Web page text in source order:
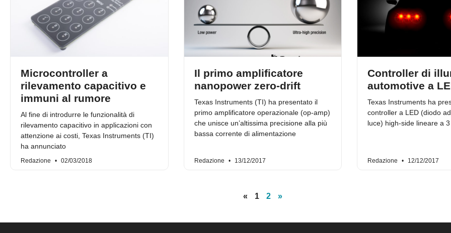
Microcontroller a
rilevamento capacitivo e
immuni al rumore
Al fine di introdurre le funzionalità di
rilevamento capacitivo in applicazioni con
attenzione ai costi, Texas Instruments (TI)
ha annunciato
Redazione 02/03/2018
Il primo amplificatore
nanopower zero-drift
Texas Instruments (TI) ha presentato il
primo amplificatore operazionale (op-amp)
che unisce un’altissima precisione alla più
bassa corrente di alimentazione
Redazione 13/12/2017
Controller di
automotive a
Texas Instruments ha
controller a LED (diodo
luce) high-side lineare a
Redazione 12/12/2017
« 1 2 »